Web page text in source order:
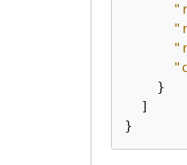
    }
  ]
}